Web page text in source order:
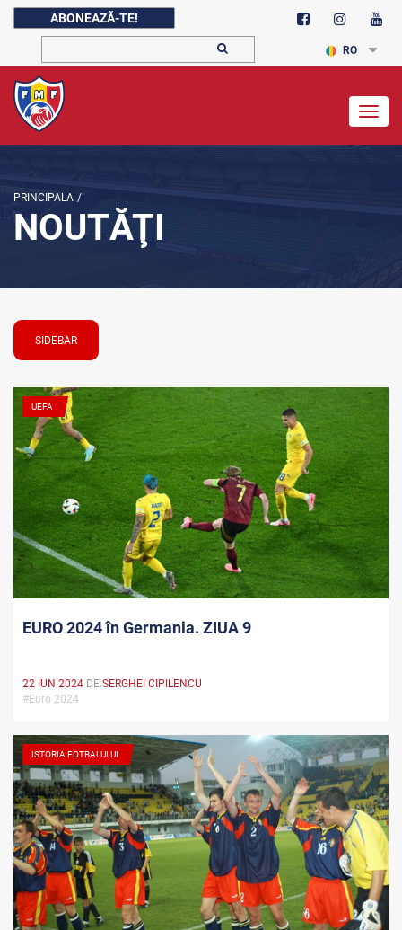
ABONEAZĂ-TE!
RO
PRINCIPALA /
NOUTĂŢI
SIDEBAR
UEFA
EURO 2024 în Germania. ZIUA 9
22 IUN 2024 DE SERGHEI CIPILENCU
#Euro 2024
ISTORIA FOTBALULUI